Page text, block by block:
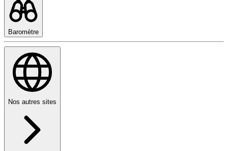
Baromètre
Nos autres sites